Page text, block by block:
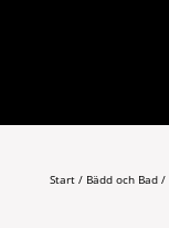
Start/ Bädd och Bad/